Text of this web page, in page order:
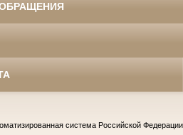
система Российской